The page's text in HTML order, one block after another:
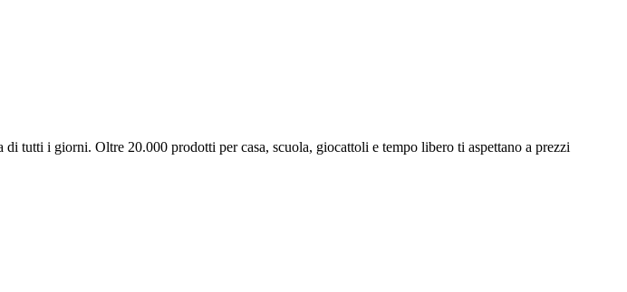
tutti i giorni. Oltre 20.000 prodotti per casa, scuola, giocattoli e tempo libero ti aspettano a prezzi